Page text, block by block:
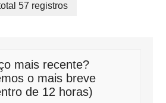
57 registros
mais recente?
o mais breve
de 12 horas)